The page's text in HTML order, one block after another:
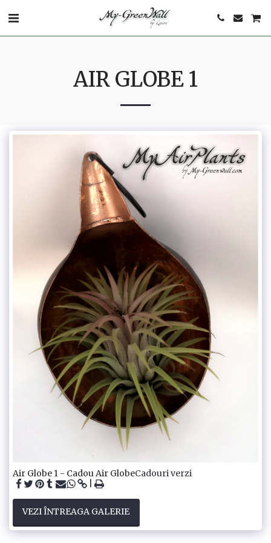
AIR GLOBE 1
Air Globe 1 - Cadou Air GlobeCadouri verzi
VEZI ÎNTREAGA GALERIE